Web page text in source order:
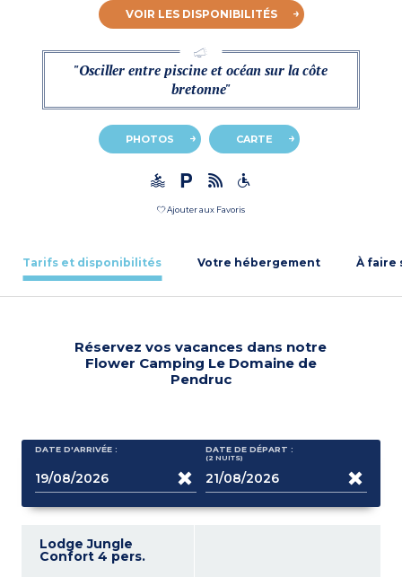
VOIR LES DISPONIBILITÉS
"Osciller entre piscine et océan sur la côte
bretonne"
PHOTOS CARTE
Ajouter aux Favoris
Tarifs et disponibilités Votre hébergement À faire
Réservez vos vacances dans notre
Flower Camping Le Domaine de
Pendruc
DATE D'ARRIVÉE : DATE DE DÉPART :
(2 NUITS)
Lodge Jungle
Confort 4 pers.